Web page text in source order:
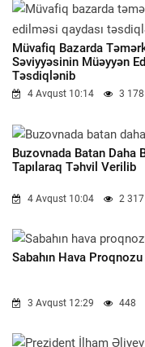
Müvafiq Bazarda
Səviyyəsinin Müəyyən
Təsdiqlənib
4 Avqust 10:14 3 178
Buzovnada Batan Daha
Tapılaraq Təhvil Verilib
4 Avqust 10:04 2 317
Sabahın Hava Proqnozu
3 Avqust 12:29 448